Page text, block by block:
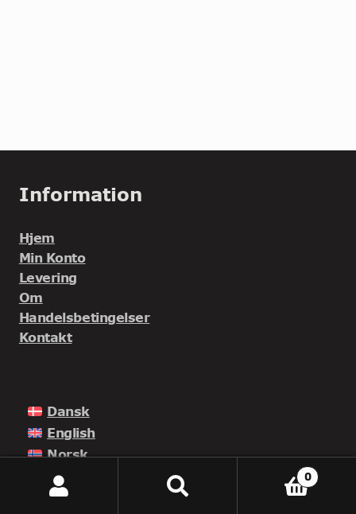
Information
Hjem
Min Konto
Levering
Om
Handelsbetingelser
Kontakt
Dansk
English
Norsk
Suomi
Seneste Indlæg 0